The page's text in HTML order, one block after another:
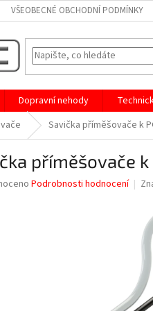
VŠEOBECNÉ OBCHODNÍ PODMÍNKY
Dopravní nehody
Savička příměšovače k
příměšovače k
Podrobnosti hodnocení